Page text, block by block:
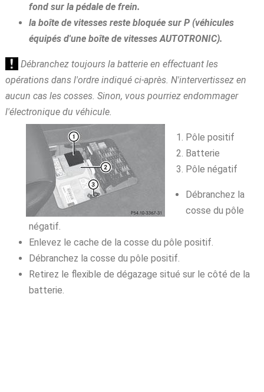
fond sur la pédale de frein.
la boîte de vitesses reste bloquée sur P (véhicules
équipés d'une boîte de vitesses AUTOTRONIC).
Débranchez toujours la batterie en effectuant les
opérations dans l'ordre indiqué ci-après. N'intervertissez en
aucun cas les cosses. Sinon, vous pourriez endommager
l'électronique du véhicule.
Pôle positif
Batterie
Pôle négatif
Débranchez la
cosse du pôle
négatif.
Enlevez le cache de la cosse du pôle positif.
Débranchez la cosse du pôle positif.
Retirez le flexible de dégazage situé sur le côté de la
batterie.